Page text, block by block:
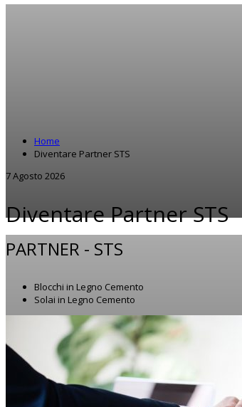
Home
Diventare Partner STS
7 Agosto 2026
Diventare Partner STS
PARTNER - STS
Blocchi in Legno Cemento
Solai in Legno Cemento